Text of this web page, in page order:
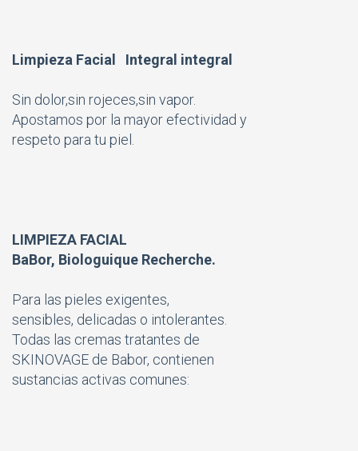
Limpieza Facial Integral integral
Sin dolor,sin rojeces,sin vapor.
Apostamos por la mayor efectividad y
respeto para tu piel.
LIMPIEZA FACIAL
BaBor, Biologuique Recherche.
Para las pieles exigentes,
sensibles, delicadas o intolerantes.
Todas las cremas tratantes de
SKINOVAGE de Babor, contienen
sustancias activas comunes: